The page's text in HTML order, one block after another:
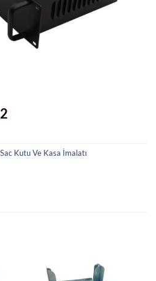
Sac Kutu Ve Kasa İmalatı